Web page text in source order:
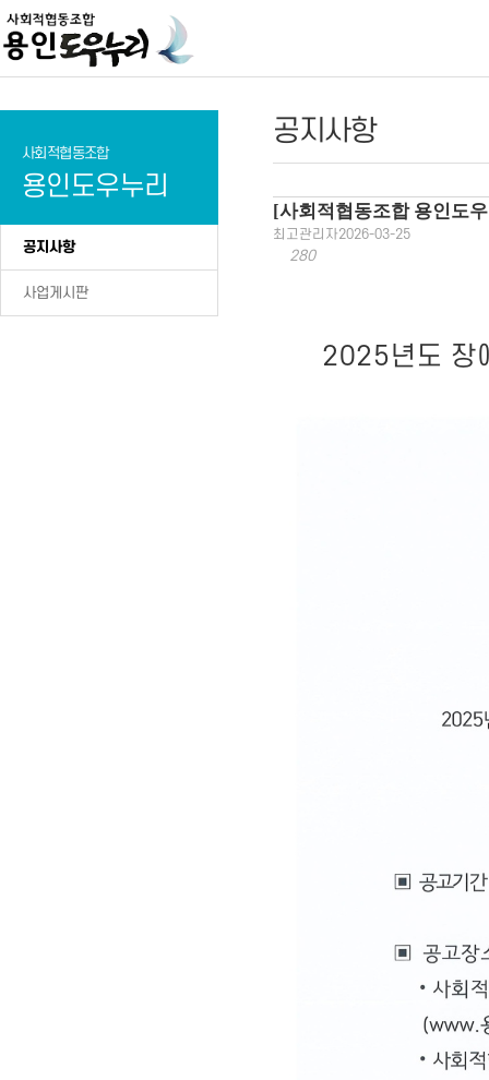
사회적협동조합
용인도우누리
공지사항
사업게시판
공지사항
[사회적협동조합 용인도
최고관리자2026-03-25
280
2025년도 장